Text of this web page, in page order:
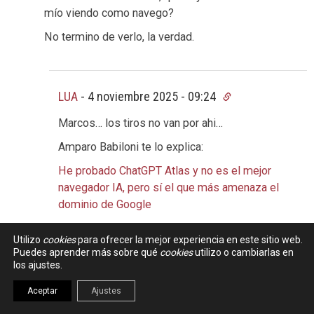
mío viendo como navego?
No termino de verlo, la verdad.
LUA - 4 noviembre 2025 - 09:24
Marcos… los tiros no van por ahi…
Amparo Babiloni te lo explica:
He probado ChatGPT Atlas y no es el mejor
navegador IA, pero sí el que más amenaza el
dominio de Google
compra en Mercadona y ahora tengo la
despensa llena de ajos
y Javi Pastor, pone la guinda que todos
esperamos:
Utilizo cookiespara ofrecer la mejor experiencia en este sitio web.
Puedes aprender más sobre qué cookiesutilizo o cambiarlas en
los ajustes.
Aceptar Ajustes